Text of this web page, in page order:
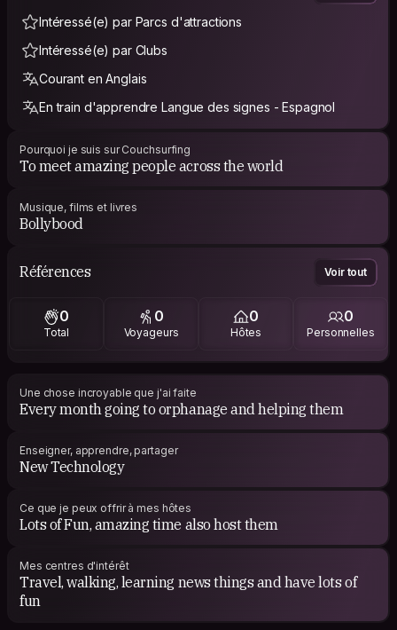
Intéressé(e) par Parcs d'attractions
Intéressé(e) par Clubs
Courant en Anglais
En train d'apprendre Langue des signes - Espagnol
Pourquoi je suis sur Couchsurfing
To meet amazing people across the world
Musique, films et livres
Bollybood
Références Voir tout
0
Total
0
Voyageurs
0
Hôtes
0
Personnelles
Une chose incroyable que j'ai faite
Every month going to orphanage and helping them
Enseigner, apprendre, partager
New Technology
Ce que je peux offrir à mes hôtes
Lots of Fun, amazing time also host them
Mes centres d'intérêt
Travel, walking, learning news things and have lots of
fun